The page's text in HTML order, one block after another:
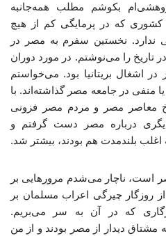
بکوشم مطلب همه‌جانبه
کشوری که در پرمایگی کم از هیچ
ندارد. نخستین سفرم به مصر در
در تاریخ را می‌نوشتم. در مورد دوران
اشغال بریتانیا بود. می‌خواستم
یا منفی در جامعه مصر گذاشته‌اند. با
معاصر مصر و مردم مصر فزونی
درباره مصر دست گرفتم و
اغلب بلندمدت هم بودند، بیشتر شد.
است، ناچار می‌شدم مرورهایی بر
روزگار چیرگی اعراب مسلمان بر
که در آن به سر می‌بریم.
دیدار از مصر بودند و از من